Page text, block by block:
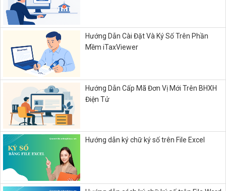
Hướng Dẫn Cài Đặt Và Ký Số Trên Phần
Mềm iTaxViewer
Hướng Dẫn Cấp Mã Đơn Vị Mới Trên BHXH
Điện Tử
Hướng dẫn ký chữ ký số trên File Excel